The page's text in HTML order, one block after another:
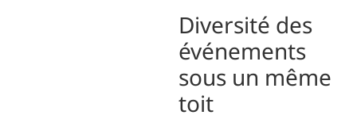
Diversité des
événements
sous un même
toit